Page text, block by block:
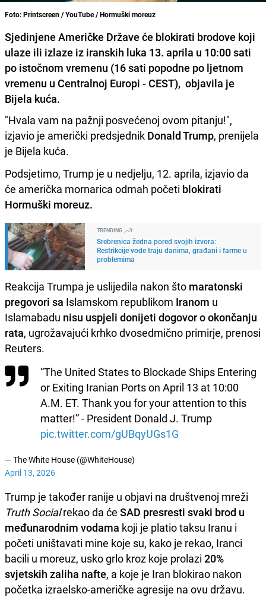
Foto: Printscreen / YouTube / Hormuški moreuz
Sjedinjene Američke Države će blokirati brodove koji
ulaze ili izlaze iz iranskih luka 13. aprila u 10:00 sati
po istočnom vremenu (16 sati popodne po ljetnom
vremenu u Centralnoj Europi - CEST), objavila je
Bijela kuća.
"Hvala vam na pažnji posvećenoj ovom pitanju!",
izjavio je američki predsjednik Donald Trump, prenijela
je Bijela kuća.
Podsjetimo, Trump je u nedjelju, 12. aprila, izjavio da
će američka mornarica odmah početi blokirati
Hormuški moreuz.
TRENDING
Srebrenica žedna pored svojih izvora:
Restrikcije vode traju danima, građani i farme u
problemima
Reakcija Trumpa je uslijedila nakon što maratonski
pregovori sa Islamskom republikom Iranom u
Islamabadu nisu uspjeli donijeti dogovor o okončanju
rata, ugrožavajući krhko dvosedmično primirje, prenosi
Reuters.
“The United States to Blockade Ships Entering
or Exiting Iranian Ports on April 13 at 10:00
A.M. ET. Thank you for your attention to this
matter!” - President Donald J. Trump
pic.twitter.com/gUBqyUGs1G
— The White House (@WhiteHouse)
April 13, 2026
Trump je također ranije u objavi na društvenoj mreži
Truth Socialrekao da će SAD presresti svaki brod u
međunarodnim vodama koji je platio taksu Iranu i
početi uništavati mine koje su, kako je rekao, Iranci
bacili u moreuz, usko grlo kroz koje prolazi 20%
svjetskih zaliha nafte, a koje je Iran blokirao nakon
početka izraelsko-američke agresije na ovu državu.